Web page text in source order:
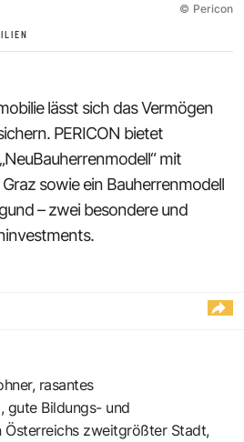
© Pericon
lässt sich das Vermögen
PERICON bietet
mit
sowie ein Bauherrenmodell
– zwei besondere und
rasantes
gute Bildungs- und
Österreichs zweitgrößter Stadt,